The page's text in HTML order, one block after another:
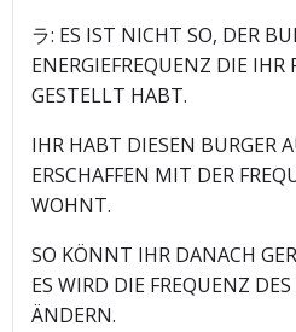
ラ: ES IST NICHT SO, DER
ENERGIEFREQUENZ DIE IHR
GESTELLT HABT.
IHR HABT DIESEN BURGER
ERSCHAFFEN MIT DER
WOHNT.
SO KÖNNT IHR DANACH
ES WIRD DIE FREQUENZ
ÄNDERN.